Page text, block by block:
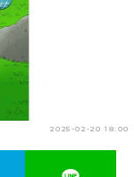
画一覧
2025-02-20 18:00